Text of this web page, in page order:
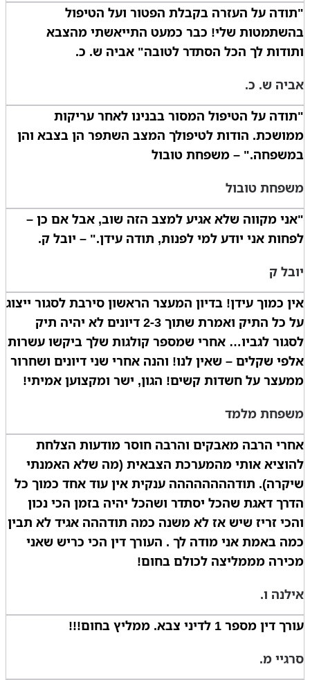
"תודה על העזרה בקבלת הפטור ועל הטיפול
בהשתמטות שלי! כבר כמעט התייאשתי מהצבא
ותודות לך הכל הסתדר לטובה" אביה ש. כ.
אביה ש. כ.
"תודה על הטיפול המסור בבנינו לאחר עריקות
ממושכת. הודות לטיפולך המצב השתפר הן בצבא והן
במשפחה." – משפחת טובול
משפחת טובול
"אני מקווה שלא אגיע למצב הזה שוב, אבל אם כן –
לפחות אני יודע למי לפנות, תודה עידן." – יובל ק.
יובל ק
אין כמוך עידן! בדיון המעצר הראשון סירבת לסגור ייצוג
על כל התיק ואמרת שתוך 2-3 דיונים לא יהיה תיק
לסגור לגביו… אחרי שמספר קולגות שלך ביקשו עשרות
אלפי שקלים – שאין לנו! והנה אחרי שני דיונים ושחרור
ממעצר על חשדות קשים! הגון, ישר ומקצוען אמיתי!
משפחת מלמד
אחרי הרבה מאבקים והרבה חוסר מודעות הצלחת
להוציא אותי מהמערכת הצבאית (מה שלא האמנתי
שיקרה). תודהההההההה ענקית אין עוד אחד כמוך כל
הדרך דאגת שהכל יסתדר ושהכל יהיה בזמן הכי נכון
והכי זריז שיש אז לא משנה כמה תודההה אגיד לא תבין
כמה באמת אני מודה לך . העורך דין הכי כריש שאני
מכירה מממליצה לכולם בחום!
אילנה ו.
עורך דין מספר 1 לדיני צבא. ממליץ בחום!!!
סרגיי מ.